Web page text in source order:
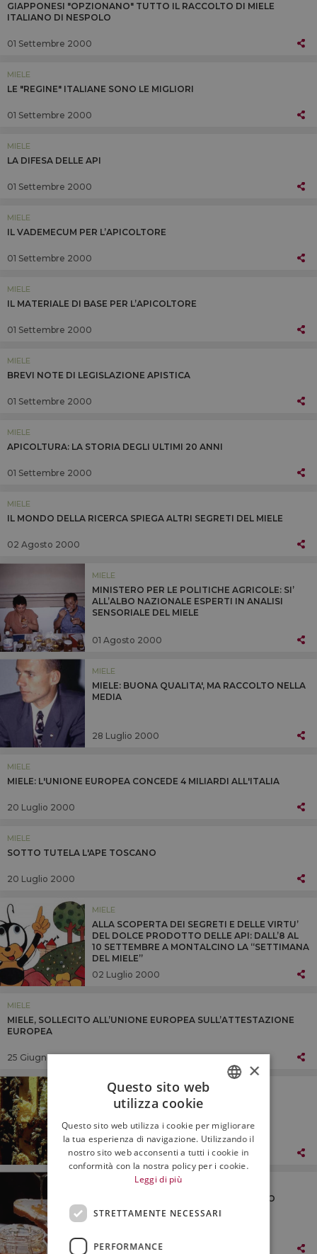
GIAPPONESI "OPZIONANO" TUTTO IL RACCOLTO DI MIELE
ITALIANO DI NESPOLO
01 Settembre 2000
MIELE
LE "REGINE" ITALIANE SONO LE MIGLIORI
01 Settembre 2000
MIELE
LA DIFESA DELLE API
01 Settembre 2000
MIELE
IL VADEMECUM PER L’APICOLTORE
01 Settembre 2000
MIELE
IL MATERIALE DI BASE PER L’APICOLTORE
01 Settembre 2000
MIELE
BREVI NOTE DI LEGISLAZIONE APISTICA
01 Settembre 2000
MIELE
APICOLTURA: LA STORIA DEGLI ULTIMI 20 ANNI
01 Settembre 2000
MIELE
IL MONDO DELLA RICERCA SPIEGA ALTRI SEGRETI DEL MIELE
02 Agosto 2000
MIELE
MINISTERO PER LE POLITICHE AGRICOLE: SI’
ALL’ALBO NAZIONALE ESPERTI IN ANALISI
SENSORIALE DEL MIELE
01 Agosto 2000
MIELE
MIELE: BUONA QUALITA', MA RACCOLTO NELLA
MEDIA
28 Luglio 2000
MIELE
MIELE: L'UNIONE EUROPEA CONCEDE 4 MILIARDI ALL'ITALIA
20 Luglio 2000
MIELE
SOTTO TUTELA L'APE TOSCANO
20 Luglio 2000
MIELE
ALLA SCOPERTA DEI SEGRETI E DELLE VIRTU’
DEL DOLCE PRODOTTO DELLE API: DALL’8 AL
10 SETTEMBRE A MONTALCINO LA “SETTIMANA
DEL MIELE”
02 Luglio 2000
MIELE
MIELE, SOLLECITO ALL’UNIONE EUROPEA SULL’ATTESTAZIONE
EUROPEA
25 Giugno 2000
MIELE
LA FARMACIA DI API E FORMICHE
06 Maggio 2000
BUON MIELE E FANTASIA: IDEE PER UNO
SPUNTINO NATURALE
06 Maggio 2000
ENGLISH
×
Questo sito web
utilizza cookie
Questo sito web utilizza i cookie per migliorare
la tua esperienza di navigazione. Utilizzando il
nostro sito web acconsenti a tutti i cookie in
conformità con la nostra policy per i cookie.
Leggi di più
STRETTAMENTE NECESSARI
PERFORMANCE